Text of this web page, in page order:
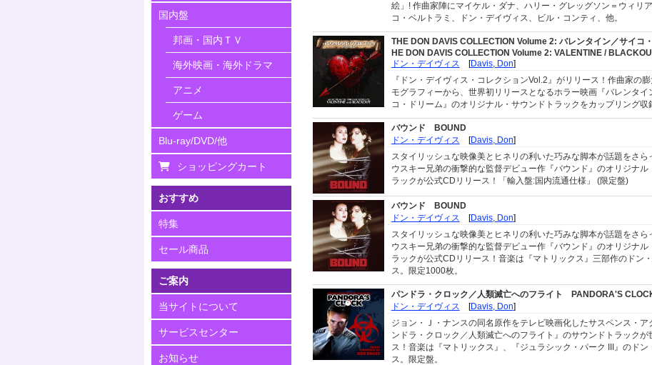
国内盤
邦画・国内ＴＶ
海外映画・海外ドラマ
アニメ
ゲーム
Blu-ray/DVD/他
ショッピングカート
おすすめ
特集
セール商品
ご案内
当サイトについて
サービスセンター
お知らせ
絵」! 作曲家陣にマイケル・ダナ、ハリー・グレッグソン＝ウィリ
コ・ベルトラミ、ドン・デイヴィス、ビル・コンティ、他。
THE DON DAVIS COLLECTION Volume 2: バレンタイン／サイコ
HE DON DAVIS COLLECTION Volume 2: VALENTINE /
ドン・デイヴィス [Davis, Don]
『ドン・デイヴィス・コレクションVol.2』がリリース！作曲家の
モグラフィーから、世界初リリースとなるホラー映画『バレンタイ
コ・ドリーム』のオリジナル・サウンドトラックをカップリング収
バウンド
BOUND
ドン・デイヴィス [Davis, Don]
スタイリッシュな映像美とヒネリの利いた巧みな脚本が話題をさら
ウスキー兄弟の衝撃的な監督デビュー作『バウンド』のオリジナル
ラックが公式CDリリース！「輸入盤:国内流通仕様」 (限定盤)
バウンド
BOUND
ドン・デイヴィス [Davis, Don]
スタイリッシュな映像美とヒネリの利いた巧みな脚本が話題をさら
ウスキー兄弟の衝撃的な監督デビュー作『バウンド』のオリジナル
ラックが公式CDリリース！音楽は『マトリックス』三部作のドン
ス。限定1000枚。
パンドラ・クロック／人類滅亡へのフライト
PANDORA'S
ドン・デイヴィス [Davis, Don]
ジョン・Ｊ・ナンスの同名原作をテレビ映画化したサスペンス・ア
ンドラ・クロック／人類滅亡へのフライト』のサウンドトラックが
ス！音楽は『マトリックス』、『ジュラシック・パーク III』のドン
ス。限定盤。